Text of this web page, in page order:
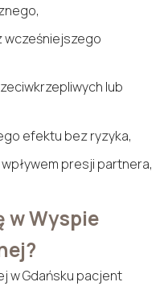
wcześniejszego
lub
efektu bez ryzyka,
presji partnera,
w Wyspie
w Gdańsku pacjent